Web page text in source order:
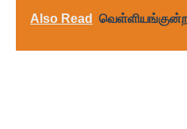
Also Read